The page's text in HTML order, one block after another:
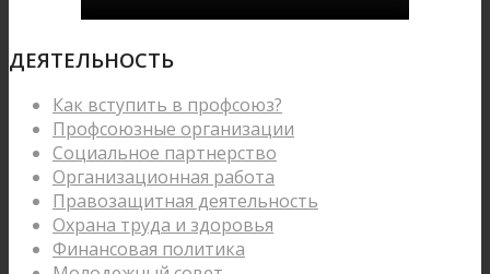
ДЕЯТЕЛЬНОСТЬ
Как вступить в профсоюз?
Профсоюзные организации
Социальное партнерство
Организационная работа
Правозащитная деятельность
Охрана труда и здоровья
Финансовая политика